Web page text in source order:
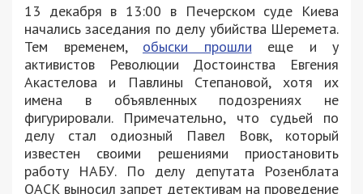
13 декабря в 13:00 в Печерском суде Киева
начались заседания по делу убийства Шеремета.
Тем временем, обыски прошли еще и у
активистов Революции Достоинства Евгения
Акастелова и Павлины Степановой, хотя их
имена в объявленных подозрениях не
фигурировали. Примечательно, что судьей по
делу стал одиозный Павел Вовк, который
известен своими решениями приостановить
работу НАБУ. По делу депутата Розенблата
ОАСК выносил запрет детективам на проведение